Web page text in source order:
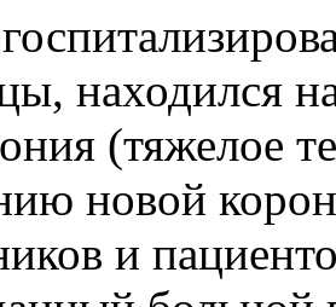
находился
(тяжелое
новой
и